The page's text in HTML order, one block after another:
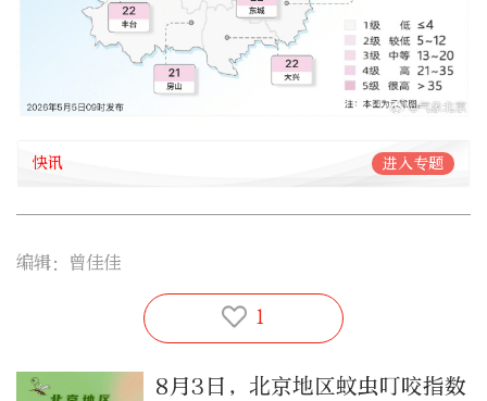
快讯 进入专题
编辑：曾佳佳
1
8月3日，北京地区蚊虫叮咬指数